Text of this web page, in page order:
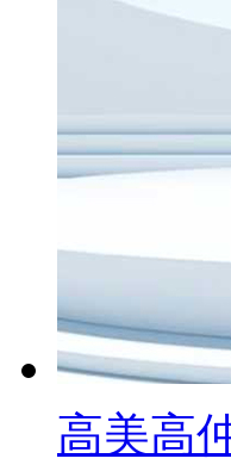
高美高